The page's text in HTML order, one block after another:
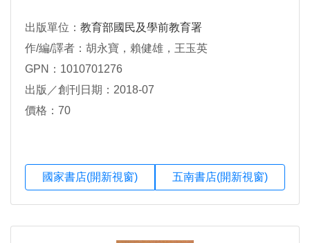
出版單位： 教育部國民及學前教育署
作/編/譯者：胡永寶，賴健雄，王玉英
GPN：1010701276
出版／創刊日期：2018-07
價格：70
國家書店(開新視窗) 五南書店(開新視窗)